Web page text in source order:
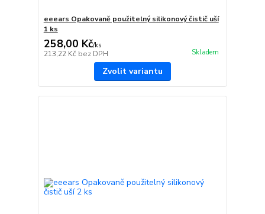
eeears Opakovaně použitelný silikonový čistič uší
1 ks
258,00 Kč/ks
213,22 Kč bez DPH Skladem
Zvolit variantu